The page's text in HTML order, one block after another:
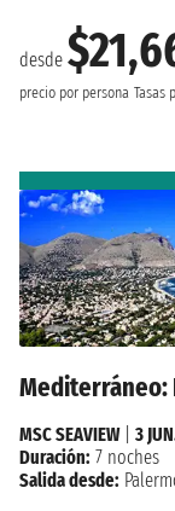
desde
precio por persona Tasas
Mediterráneo:
MSC SEAVIEW| 3
Duración: 7 noches
Salida desde: